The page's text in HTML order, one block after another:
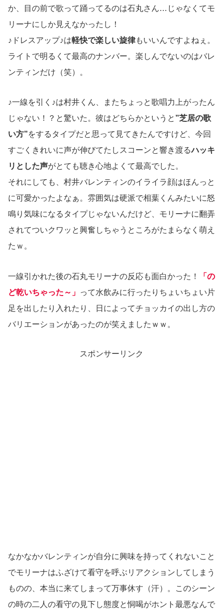
か、目の前で歌って踊ってるのは石丸さん…じゃなくてモ
リーナにしか見えなかったし！
♪ドレスアップ♪は軽快で楽しい旋律もいいんですよねぇ。
ライトで明るくて最高のナンバー。楽しんでないのはバレ
ンティンだけ（笑）。
♪一線を引く♪は村井くん、またちょっと歌唱力上がったん
じゃない！？と驚いた。彼はどちらかというと ”芝居の歌
い方”をするタイプだと思って見てきたんですけど、今回
すごくきれいに声が伸びてたしスコーンと響き渡るハッキ
リとした声がとても聴き心地よくて最高でした。
それにしても、村井バレンティンのイライラ顔はほんっと
に可愛かったよなぁ。雰囲気は硬派で相葉くんみたいに怒
鳴り気味になるタイプじゃないんだけど、モリーナに翻弄
されてついクワッと興奮しちゃうところがたまらなく萌え
たｗ。
一線引かれた後の石丸モリーナの反応も面白かった！
「の
ど乾いちゃった～」 って水飲みに行ったりちょいちょい片
足を出したり入れたり、日によってチョッカイの出し方の
バリエーションがあったのが笑えましたｗｗ。
スポンサーリンク
なかなかバレンティンが自分に興味を持ってくれないこと
でモリーナはふざけて看守を呼ぶリアクションしてしまう
ものの、本当に来てしまって万事休す（汗）。このシーン
の時の二人の看守の見下し態度と恫喝がホント最悪なんで